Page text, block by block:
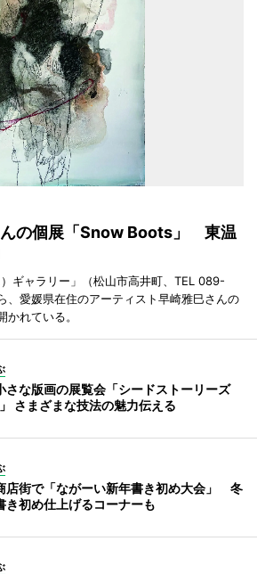
んの個展「Snow Boots」 東温
ギャラリー」（松山市高井町、TEL 089-
愛媛県在住のアーティスト早崎雅巳さんの
れている。
さな版画の展覧会「シードストーリーズ
さまざまな技法の魅力伝える
店街で「ながーい新年書き初め大会」 冬
き初め仕上げるコーナーも